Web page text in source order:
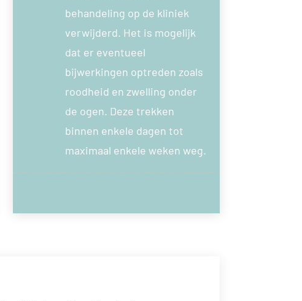
behandeling op de kliniek
verwijderd. Het is mogelijk
dat er eventueel
bijwerkingen optreden zoals
roodheid en zwelling onder
de ogen. Deze trekken
binnen enkele dagen tot
maximaal enkele weken weg.